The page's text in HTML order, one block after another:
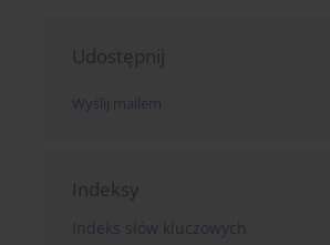
Udostępnij
Wyślij mailem
Indeksy
Indeks słów kluczowych